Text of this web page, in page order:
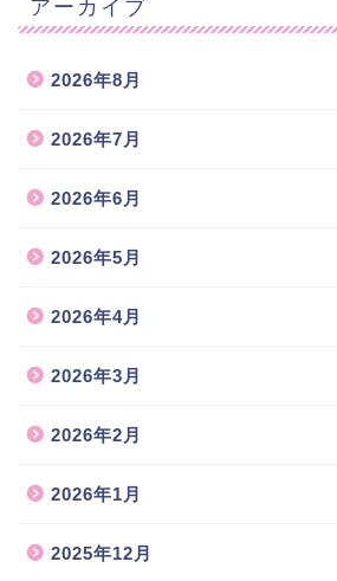
アーカイブ
2026年8月
2026年7月
2026年6月
2026年5月
2026年4月
2026年3月
2026年2月
2026年1月
2025年12月